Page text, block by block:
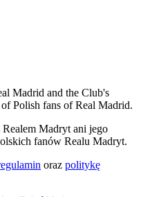
Madrid and the Club's
Polish fans of Real Madrid.
Madryt ani jego
fanów Realu Madryt.
oraz politykę